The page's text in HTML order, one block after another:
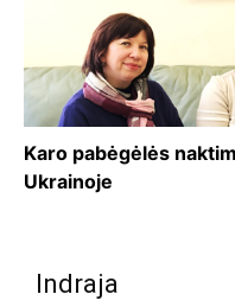
Karo pabėgėlės
Ukrainoje
Indraja